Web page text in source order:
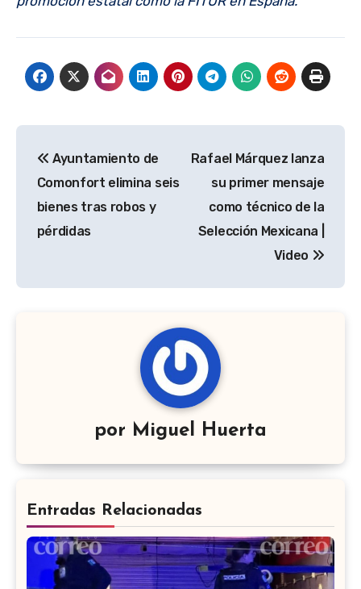
de
entradas
Ayuntamiento de
Comonfort elimina seis
bienes tras robos y
pérdidas
Rafael Márquez lanza
su primer mensaje
como técnico de la
Selección Mexicana |
Video
por Miguel Huerta
Entradas Relacionadas